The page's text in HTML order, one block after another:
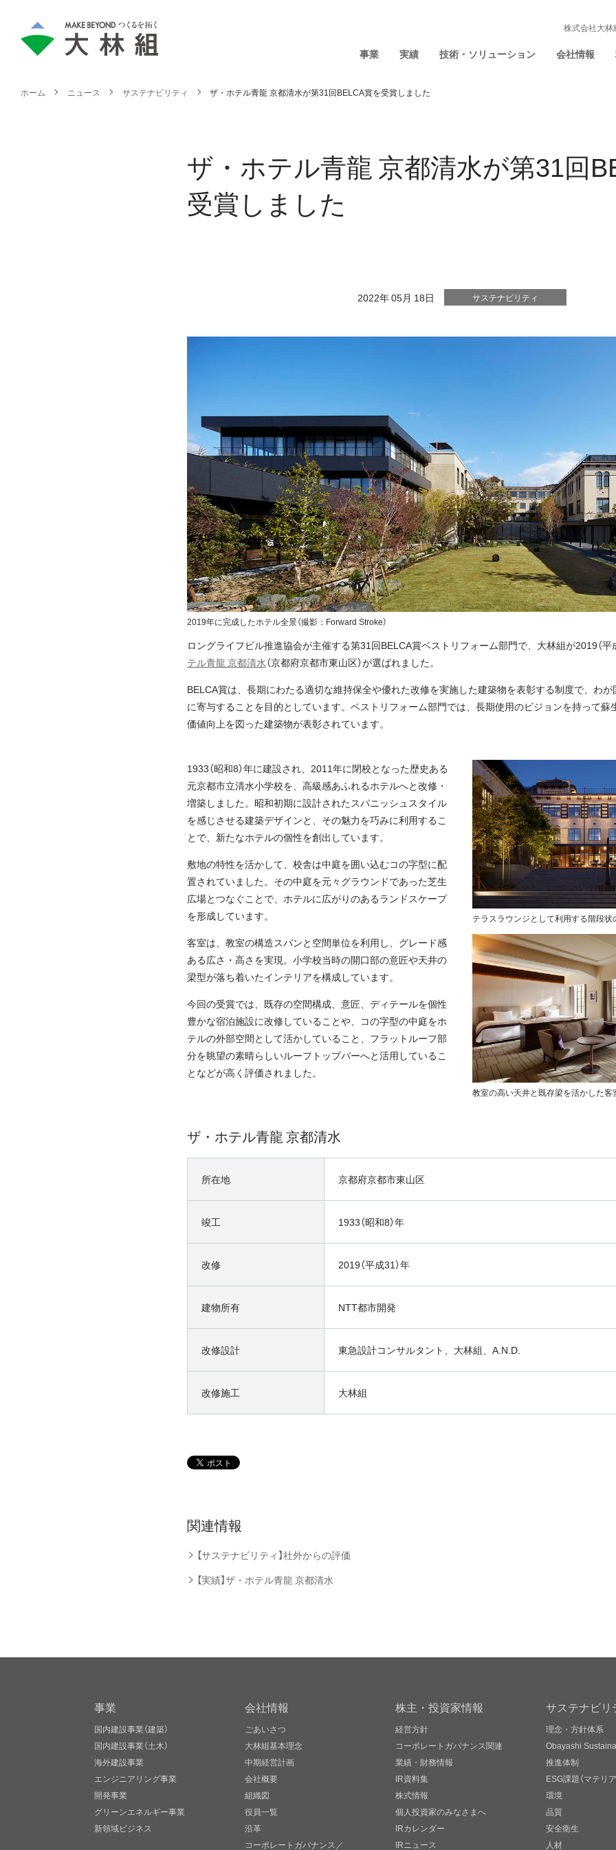
事業 実績 技術・ソリューション 会社情報
株式会社大林
ホーム ニュース サステナビリティ ザ・ホテル青龍 京都清水が第31回BELCA賞を受賞しました
ザ・ホテル青龍 京都清水が第31回
受賞しました
2022年 05月 18日 サステナビリティ
2019年に完成したホテル全景（撮影：Forward Stroke）
ロングライフビル推進協会が主催する第31回BELCA賞ベストリフォーム部門で、大林組が2019（平
テル青龍 京都清水（京都府京都市東山区）が選ばれました。
BELCA賞は、長期にわたる適切な維持保全や優れた改修を実施した建築物を表彰する制度で、わ
に寄与することを目的としています。ベストリフォーム部門では、長期使用のビジョンを持って蘇
価値向上を図った建築物が表彰されています。
1933（昭和8）年に建設され、2011年に閉校となった歴史ある
元京都市立清水小学校を、高級感あふれるホテルへと改修・
増築しました。昭和初期に設計されたスパニッシュスタイル
を感じさせる建築デザインと、その魅力を巧みに利用するこ
とで、新たなホテルの個性を創出しています。
敷地の特性を活かして、校舎は中庭を囲い込むコの字型に配
置されていました。その中庭を元々グラウンドであった芝生
広場とつなぐことで、ホテルに広がりのあるランドスケープ
を形成しています。
客室は、教室の構造スパンと空間単位を利用し、グレード感
ある広さ・高さを実現。小学校当時の開口部の意匠や天井の
梁型が落ち着いたインテリアを構成しています。
今回の受賞では、既存の空間構成、意匠、ディテールを個性
豊かな宿泊施設に改修していることや、コの字型の中庭をホ
テルの外部空間として活かしていること、フラットルーフ部
分を眺望の素晴らしいルーフトップバーへと活用しているこ
となどが高く評価されました。
テラスラウンジとして利用する階段状
教室の高い天井と既存梁を活かした客
ザ・ホテル青龍 京都清水
所在地 京都府京都市東山区
竣工 1933（昭和8）年
改修 2019（平成31）年
建物所有 NTT都市開発
改修設計 東急設計コンサルタント、大林組、A.N.D.
改修施工 大林組
関連情報
【サステナビリティ】社外からの評価
【実績】ザ・ホテル青龍 京都清水
事業
国内建設事業（建築）
国内建設事業（土木）
海外建設事業
エンジニアリング事業
開発事業
グリーンエネルギー事業
新領域ビジネス
会社情報
ごあいさつ
大林組基本理念
中期経営計画
会社概要
組織図
役員一覧
沿革
コーポレートガバナンス／
株主・投資家情報
経営方針
コーポレートガバナンス関連
業績・財務情報
IR資料集
株式情報
個人投資家のみなさまへ
IRカレンダー
IRニュース
サステナビリ
理念・方針体系
Obayashi
推進体制
ESG課題（マテリ
環境
品質
安全衛生
人材